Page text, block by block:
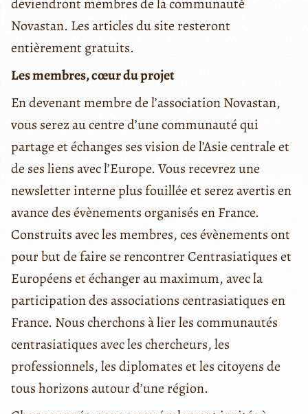
Novastan. Les articles du site resteront
entièrement gratuits.
Les membres, cœur du projet
En devenant membre de l’association Novastan,
vous serez au centre d’une communauté qui
partage et échanges ses vision de l’Asie centrale et
de ses liens avec l’Europe. Vous recevrez une
newsletter interne plus fouillée et serez avertis en
avance des évènements organisés en France.
Construits avec les membres, ces évènements ont
pour but de faire se rencontrer Centrasiatiques et
Européens et échanger au maximum, avec la
participation des associations centrasiatiques en
France. Nous cherchons à lier les communautés
centrasiatiques avec les chercheurs, les
professionnels, les diplomates et les citoyens de
tous horizons autour d’une région.